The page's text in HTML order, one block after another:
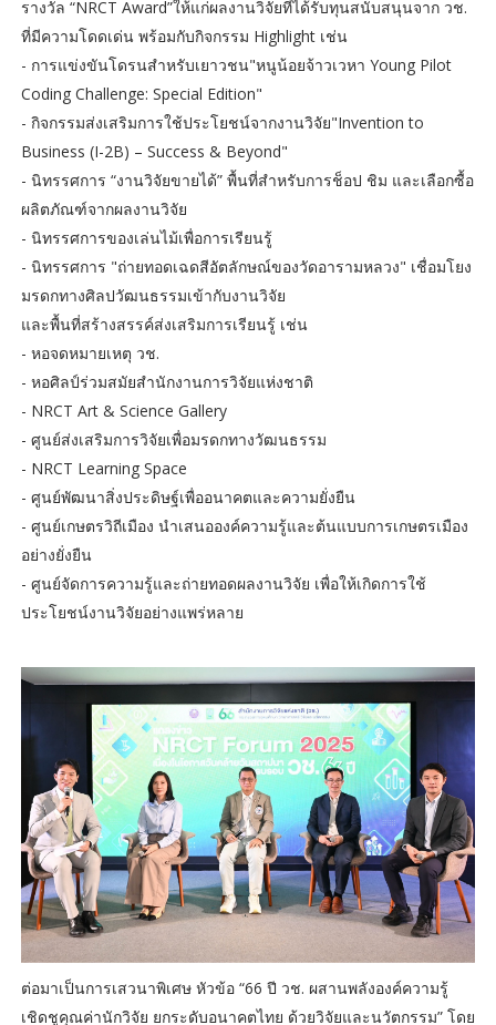
รางวัล “NRCT Award”ให้แก่ผลงานวิจัยที่ได้รับทุนสนับสนุนจาก วช.
ที่มีความโดดเด่น พร้อมกับกิจกรรม Highlight เช่น
- การแข่งขันโดรนสำหรับเยาวชน"หนูน้อยจ้าวเวหา Young Pilot
Coding Challenge: Special Edition"
- กิจกรรมส่งเสริมการใช้ประโยชน์จากงานวิจัย"Invention to
Business (I-2B) – Success & Beyond"
- นิทรรศการ “งานวิจัยขายได้” พื้นที่สำหรับการช็อป ชิม และเลือกซื้อ
ผลิตภัณฑ์จากผลงานวิจัย
- นิทรรศการของเล่นไม้เพื่อการเรียนรู้
- นิทรรศการ "ถ่ายทอดเฉดสีอัตลักษณ์ของวัดอารามหลวง" เชื่อมโยง
มรดกทางศิลปวัฒนธรรมเข้ากับงานวิจัย
และพื้นที่สร้างสรรค์ส่งเสริมการเรียนรู้ เช่น
- หอจดหมายเหตุ วช.
- หอศิลป์ร่วมสมัยสำนักงานการวิจัยแห่งชาติ
- NRCT Art & Science Gallery
- ศูนย์ส่งเสริมการวิจัยเพื่อมรดกทางวัฒนธรรม
- NRCT Learning Space
- ศูนย์พัฒนาสิ่งประดิษฐ์เพื่ออนาคตและความยั่งยืน
- ศูนย์เกษตรวิถีเมือง นำเสนอองค์ความรู้และต้นแบบการเกษตรเมือง
อย่างยั่งยืน
- ศูนย์จัดการความรู้และถ่ายทอดผลงานวิจัย เพื่อให้เกิดการใช้
ประโยชน์งานวิจัยอย่างแพร่หลาย
ต่อมาเป็นการเสวนาพิเศษ หัวข้อ “66 ปี วช. ผสานพลังองค์ความรู้
เชิดชูคุณค่านักวิจัย ยกระดับอนาคตไทย ด้วยวิจัยและนวัตกรรม” โดย